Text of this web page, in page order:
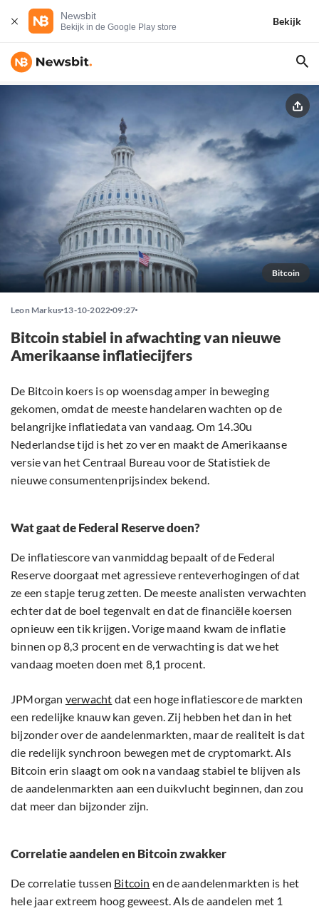
Newsbit
Bekijk in de Google Play store
Bekijk
Bitcoin
Leon Markus 13-10-2022 09:27
Bitcoin stabiel in afwachting van nieuwe
Amerikaanse inflatiecijfers
De Bitcoin koers is op woensdag amper in beweging
gekomen, omdat de meeste handelaren wachten op de
belangrijke inflatiedata van vandaag. Om 14.30u
Nederlandse tijd is het zo ver en maakt de Amerikaanse
versie van het Centraal Bureau voor de Statistiek de
nieuwe consumentenprijsindex bekend.
Wat gaat de Federal Reserve doen?
De inflatiescore van vanmiddag bepaalt of de Federal
Reserve doorgaat met agressieve renteverhogingen of dat
ze een stapje terug zetten. De meeste analisten verwachten
echter dat de boel tegenvalt en dat de financiële koersen
opnieuw een tik krijgen. Vorige maand kwam de inflatie
binnen op 8,3 procent en de verwachting is dat we het
vandaag moeten doen met 8,1 procent.
JPMorgan verwacht dat een hoge inflatiescore de markten
een redelijke knauw kan geven. Zij hebben het dan in het
bijzonder over de aandelenmarkten, maar de realiteit is dat
die redelijk synchroon bewegen met de cryptomarkt. Als
Bitcoin erin slaagt om ook na vandaag stabiel te blijven als
de aandelenmarkten aan een duikvlucht beginnen, dan zou
dat meer dan bijzonder zijn.
Correlatie aandelen en Bitcoin zwakker
De correlatie tussen Bitcoin en de aandelenmarkten is het
hele jaar extreem hoog geweest. Als de aandelen met 1